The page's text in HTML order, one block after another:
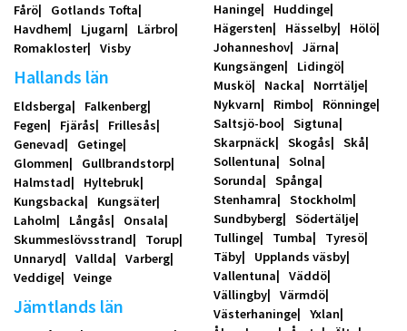
Fårö
Gotlands Tofta
Havdhem
Ljugarn
Lärbro
Romakloster
Visby
Hallands län
Eldsberga
Falkenberg
Fegen
Fjärås
Frillesås
Genevad
Getinge
Glommen
Gullbrandstorp
Halmstad
Hyltebruk
Kungsbacka
Kungsäter
Laholm
Långås
Onsala
Skummeslövsstrand
Torup
Unnaryd
Vallda
Varberg
Veddige
Veinge
Jämtlands län
Haninge
Huddinge
Hägersten
Hässelby
Hölö
Johanneshov
Järna
Kungsängen
Lidingö
Muskö
Nacka
Norrtälje
Nykvarn
Rimbo
Rönninge
Saltsjö-boo
Sigtuna
Skarpnäck
Skogås
Skå
Sollentuna
Solna
Sorunda
Spånga
Stenhamra
Stockholm
Sundbyberg
Södertälje
Tullinge
Tumba
Tyresö
Täby
Upplands väsby
Vallentuna
Väddö
Vällingby
Värmdö
Västerhaninge
Yxlan